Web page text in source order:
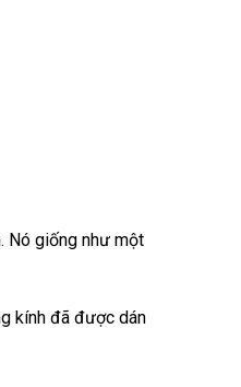
Nó giống như một
kính đã được dán